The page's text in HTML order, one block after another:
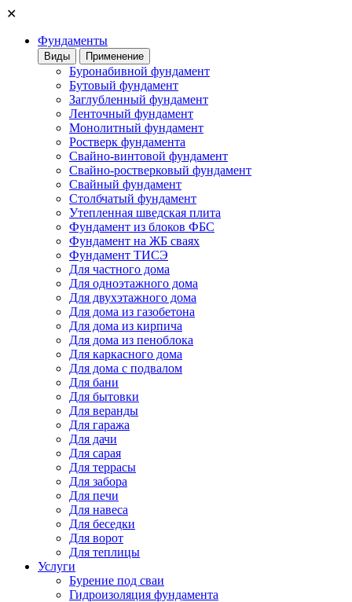
✕
Фундаменты
Виды Применение
Буронабивной фундамент
Бутовый фундамент
Заглубленный фундамент
Ленточный фундамент
Монолитный фундамент
Ростверк фундамента
Свайно-винтовой фундамент
Свайно-ростверковый фундамент
Свайный фундамент
Столбчатый фундамент
Утепленная шведская плита
Фундамент из блоков ФБС
Фундамент на ЖБ сваях
Фундамент ТИСЭ
Для частного дома
Для одноэтажного дома
Для двухэтажного дома
Для дома из газобетона
Для дома из кирпича
Для дома из пеноблока
Для каркасного дома
Для дома с подвалом
Для бани
Для бытовки
Для веранды
Для гаража
Для дачи
Для сарая
Для террасы
Для забора
Для печи
Для навеса
Для беседки
Для ворот
Для теплицы
Услуги
Бурение под сваи
Гидроизоляция фундамента